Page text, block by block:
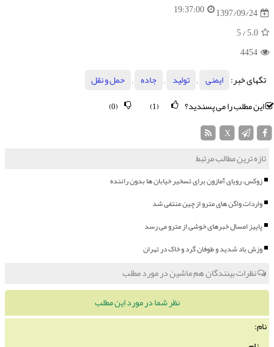
1397/09/24
19:37:00
5.0
/ 5
4454
تگهای خبر:
ایمنی , تولید , جاده ,
حمل و نقل
این مطلب را می پسندید؟
(0)
تازه ترین مطالب مرتبط
زوکس، رویای آمازون برای تسخیر خیابان ها بدون راننده
واردات واگن های مترو از چین منتفی شد
پاییز امسال خبرهای خوشی از مترو می رسد
وزش باد شدید و طوفان گرد و خاک در تهران
نظرات بینندگان هم ماشین در مورد مطلب
نظر شما در مورد این مطلب
نام: